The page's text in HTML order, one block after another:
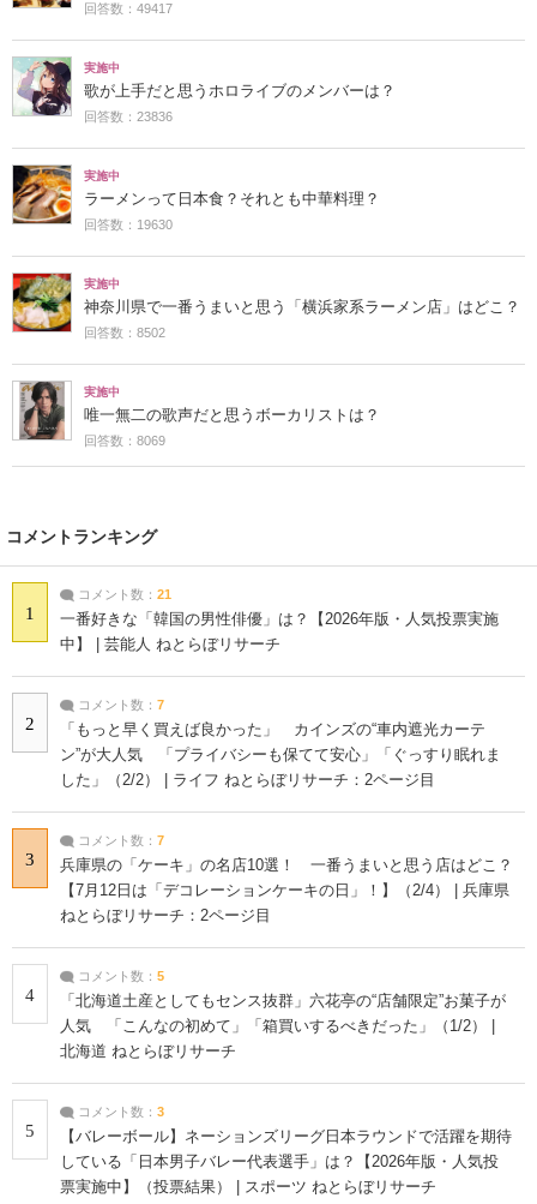
回答数：49417
実施中
歌が上手だと思うホロライブのメンバーは？
回答数：23836
実施中
ラーメンって日本食？それとも中華料理？
回答数：19630
実施中
神奈川県で一番うまいと思う「横浜家系ラーメン店」はどこ？
回答数：8502
実施中
唯一無二の歌声だと思うボーカリストは？
回答数：8069
コメントランキング
1
コメント数： 21
一番好きな「韓国の男性俳優」は？【2026年版・人気投票実施
中】 | 芸能人 ねとらぼリサーチ
2
コメント数： 7
「もっと早く買えば良かった」 カインズの“車内遮光カーテ
ン”が大人気 「プライバシーも保てて安心」「ぐっすり眠れま
した」（2/2） | ライフ ねとらぼリサーチ：2ページ目
3
コメント数： 7
兵庫県の「ケーキ」の名店10選！ 一番うまいと思う店はどこ？
【7月12日は「デコレーションケーキの日」！】（2/4） | 兵庫県
ねとらぼリサーチ：2ページ目
4
コメント数： 5
「北海道土産としてもセンス抜群」六花亭の“店舗限定”お菓子が
人気 「こんなの初めて」「箱買いするべきだった」（1/2） |
北海道 ねとらぼリサーチ
5
コメント数： 3
【バレーボール】ネーションズリーグ日本ラウンドで活躍を期待
している「日本男子バレー代表選手」は？【2026年版・人気投
票実施中】（投票結果） | スポーツ ねとらぼリサーチ